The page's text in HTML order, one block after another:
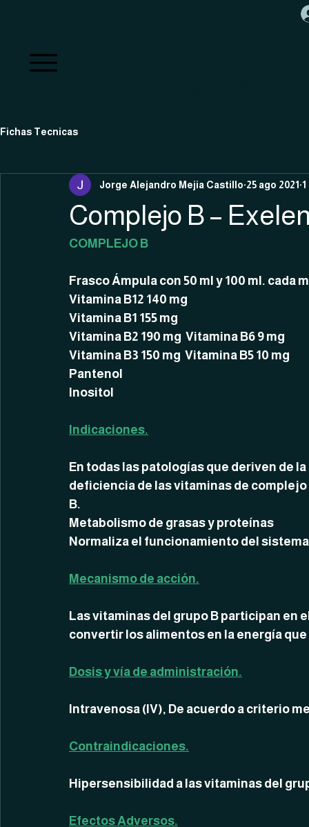
Fichas Tecnicas
Complejo B –
Jorge Alejandro Mejia Castillo 25 ago 2021
COMPLEJO B
Frasco Ámpula con 50 ml y 100 ml. cada
Vitamina B12 140 mg
Vitamina B1 155 mg
Vitamina B2 190 mg  Vitamina B6 9 mg
Vitamina B3 150 mg  Vitamina B5 10 mg
Pantenol
Inositol
Indicaciones.
En todas las patologías que deriven de la
deficiencia de las vitaminas de complejo
B.
Metabolismo de grasas y proteínas
Normaliza el funcionamiento del
Mecanismo de acción.
Las vitaminas del grupo B participan en
convertir los alimentos en la energía
Dosis y vía de administración.
Intravenosa (IV), De acuerdo a criterio
Contraindicaciones.
Hipersensibilidad a las vitaminas del
Efectos Adversos.